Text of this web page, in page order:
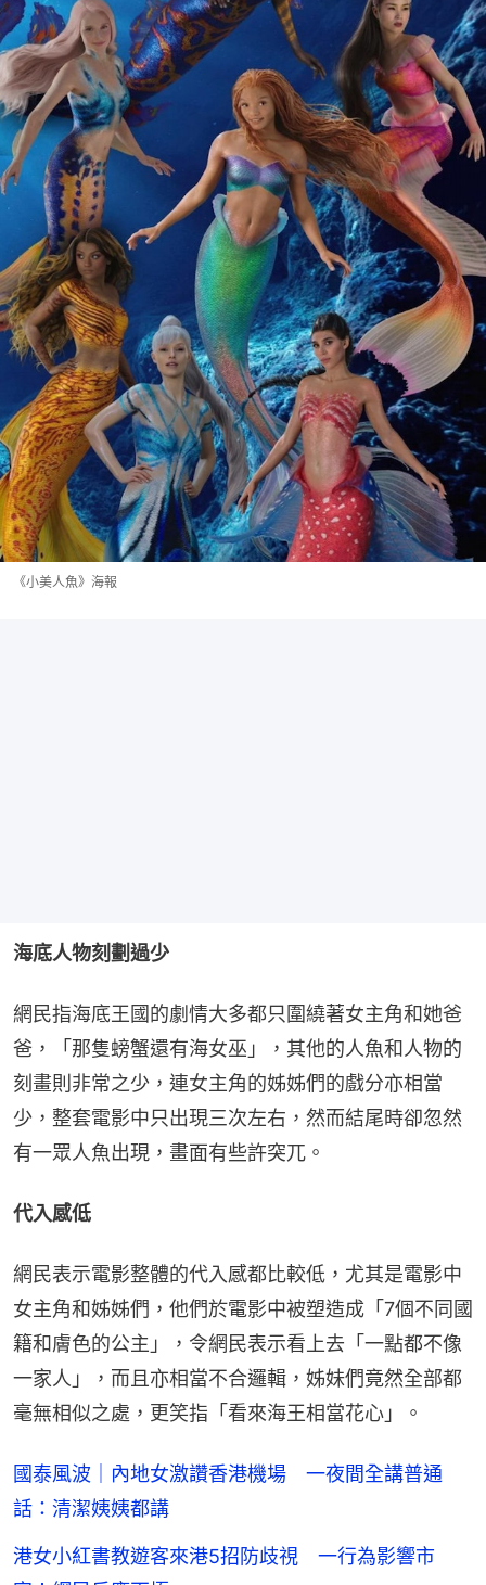
《小美人魚》海報
海底人物刻劃過少
網民指海底王國的劇情大多都只圍繞著女主角和她爸
爸，「那隻螃蟹還有海女巫」，其他的人魚和人物的
刻畫則非常之少，連女主角的姊姊們的戲分亦相當
少，整套電影中只出現三次左右，然而結尾時卻忽然
有一眾人魚出現，畫面有些許突兀。
代入感低
網民表示電影整體的代入感都比較低，尤其是電影中
女主角和姊姊們，他們於電影中被塑造成「7個不同國
籍和膚色的公主」，令網民表示看上去「一點都不像
一家人」，而且亦相當不合邏輯，姊妹們竟然全部都
毫無相似之處，更笑指「看來海王相當花心」。
國泰風波｜內地女激讚香港機場 一夜間全講普通
話：清潔姨姨都講
港女小紅書教遊客來港5招防歧視 一行為影響市